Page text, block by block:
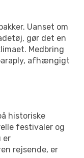
Uanset om
gør det en
Medbring
afhængigt
historiske
festivaler og
er
rejsende, er